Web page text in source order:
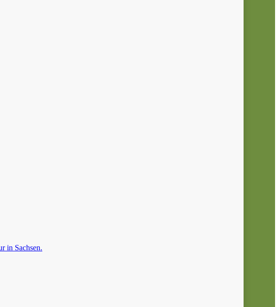
in Sachsen.